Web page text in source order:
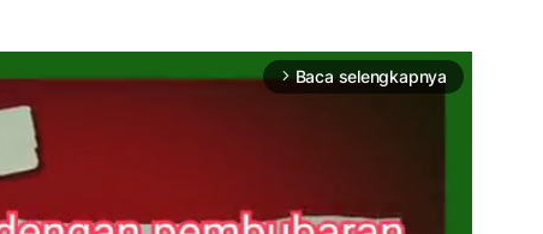
arrow_forward_ios Baca selengkapnya